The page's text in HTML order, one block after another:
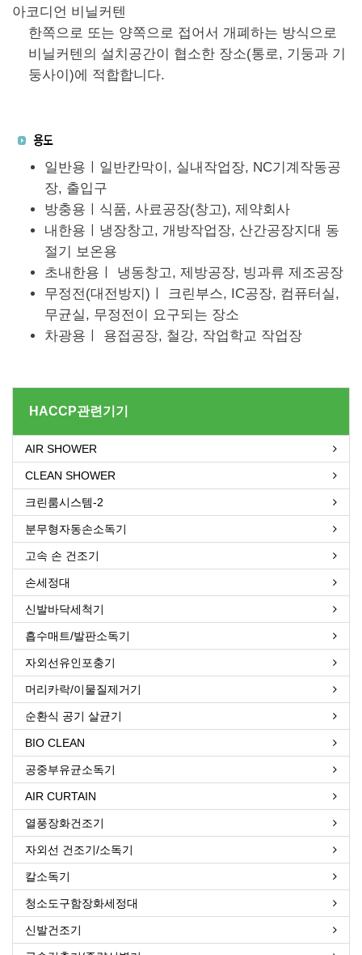
아코디언 비닐커텐
한쪽으로 또는 양쪽으로 접어서 개폐하는 방식으로
비닐커텐의 설치공간이 협소한 장소(통로, 기둥과 기
둥사이)에 적합합니다.
일반용ㅣ일반칸막이, 실내작업장, NC기계작동공
장, 출입구
방충용ㅣ식품, 사료공장(창고), 제약회사
내한용ㅣ냉장창고, 개방작업장, 산간공장지대 동
절기 보온용
초내한용ㅣ 냉동창고, 제방공장, 빙과류 제조공장
무정전(대전방지)ㅣ 크린부스, IC공장, 컴퓨터실,
무균실, 무정전이 요구되는 장소
차광용ㅣ 용접공장, 철강, 작업학교 작업장
HACCP관련기기
AIR SHOWER
CLEAN SHOWER
크린룸시스템-2
분무형자동손소독기
고속 손 건조기
손세정대
신발바닥세척기
흡수매트/발판소독기
자외선유인포충기
머리카락/이물질제거기
순환식 공기 살균기
BIO CLEAN
공중부유균소독기
AIR CURTAIN
열풍장화건조기
자외선 건조기/소독기
칼소독기
청소도구함장화세정대
신발건조기